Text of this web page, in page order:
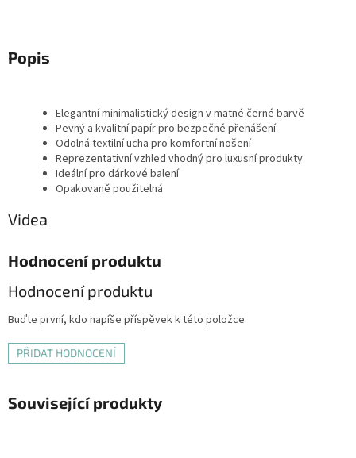
Popis
Elegantní minimalistický design v matné černé barvě
Pevný a kvalitní papír pro bezpečné přenášení
Odolná textilní ucha pro komfortní nošení
Reprezentativní vzhled vhodný pro luxusní produkty
Ideální pro dárkové balení
Opakovaně použitelná
Videa
Hodnocení produktu
Hodnocení produktu
Buďte první, kdo napíše příspěvek k této položce.
PŘIDAT HODNOCENÍ
Související produkty